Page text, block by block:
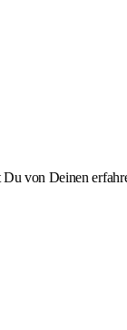
von Deinen